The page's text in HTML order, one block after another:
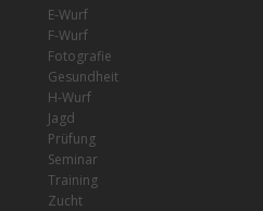
E-Wurf
F-Wurf
Fotografie
Gesundheit
H-Wurf
Jagd
Prüfung
Seminar
Training
Zucht